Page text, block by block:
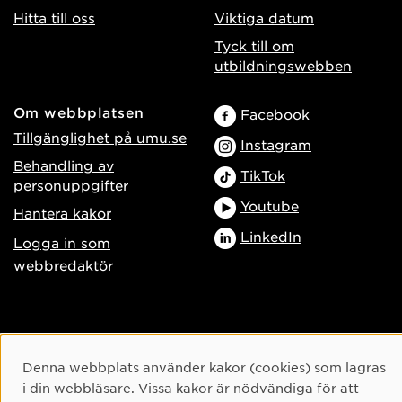
Hitta till oss
Viktiga datum
Tyck till om
utbildningswebben
Om webbplatsen
Tillgänglighet på umu.se
Behandling av
personuppgifter
Hantera kakor
Logga in som
webbredaktör
Facebook
Instagram
TikTok
Youtube
LinkedIn
Cookie-samtycke
Denna webbplats använder kakor (cookies) som lagras
i din webbläsare. Vissa kakor är nödvändiga för att